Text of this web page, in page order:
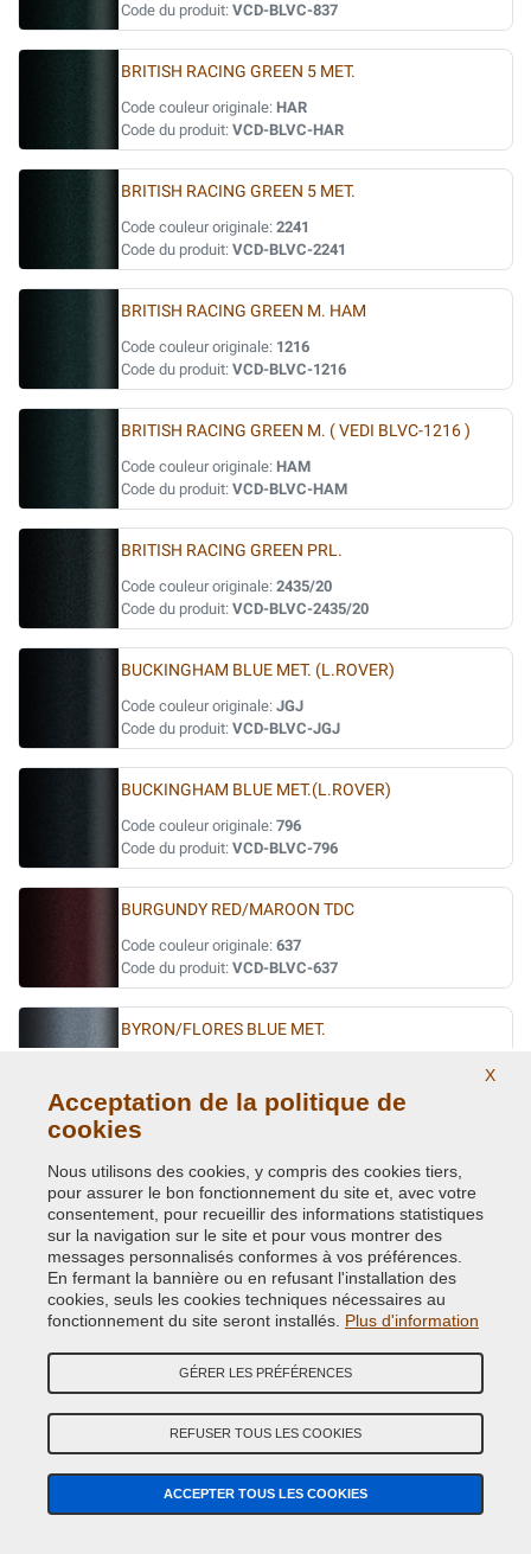
Code du produit: VCD-BLVC-837
BRITISH RACING GREEN 5 MET.
Code couleur originale: HAR
Code du produit: VCD-BLVC-HAR
BRITISH RACING GREEN 5 MET.
Code couleur originale: 2241
Code du produit: VCD-BLVC-2241
BRITISH RACING GREEN M. HAM
Code couleur originale: 1216
Code du produit: VCD-BLVC-1216
BRITISH RACING GREEN M. ( VEDI BLVC-1216 )
Code couleur originale: HAM
Code du produit: VCD-BLVC-HAM
BRITISH RACING GREEN PRL.
Code couleur originale: 2435/20
Code du produit: VCD-BLVC-2435/20
BUCKINGHAM BLUE MET. (L.ROVER)
Code couleur originale: JGJ
Code du produit: VCD-BLVC-JGJ
BUCKINGHAM BLUE MET.(L.ROVER)
Code couleur originale: 796
Code du produit: VCD-BLVC-796
BURGUNDY RED/MAROON TDC
Code couleur originale: 637
Code du produit: VCD-BLVC-637
BYRON/FLORES BLUE MET.
408)
Code couleur originale:AUF
Code du produit:VCD-BLVC-AUF
CAIRNGORM BROWN MET. ( LAND ROVER ) AUF
Code couleur originale: 408
Code du produit:VCD-BLVC-408
CAIRNS BLUE MET. (L.ROVER)
Code couleur originale:JEU
Code du produit:VCD-BLVC-JEU
X
Acceptation de la politique de
cookies
Nous utilisons des cookies, y compris des cookies tiers,
pour assurer le bon fonctionnement du site et, avec votre
consentement, pour recueillir des informations statistiques
sur la navigation sur le site et pour vous montrer des
messages personnalisés conformes à vos préférences.
En fermant la bannière ou en refusant l'installation des
cookies, seuls les cookies techniques nécessaires au
fonctionnement du site seront installés. Plus d'information
GÉRER LES PRÉFÉRENCES
REFUSER TOUS LES COOKIES
ACCEPTER TOUS LES COOKIES